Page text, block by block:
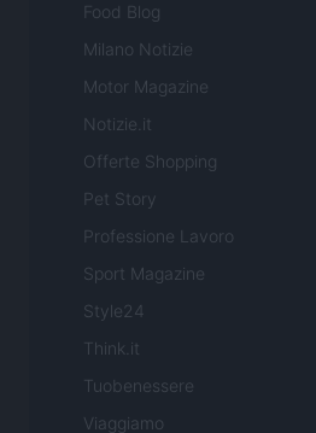
Food Blog
Milano Notizie
Motor Magazine
Notizie.it
Offerte Shopping
Pet Story
Professione Lavoro
Sport Magazine
Style24
Think.it
Tuobenessere
Viaggiamo